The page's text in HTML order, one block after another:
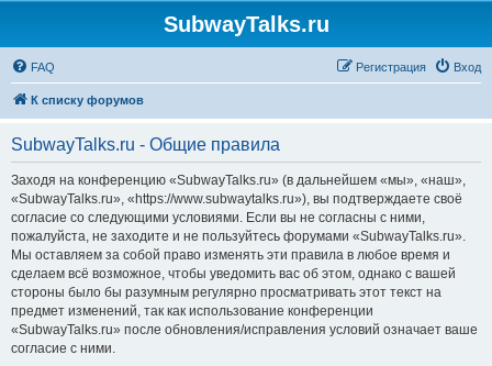
SubwayTalks.ru
FAQ Вход
Регистрация
К списку форумов
SubwayTalks.ru - Общие правила
Заходя на конференцию «SubwayTalks.ru» (в дальнейшем «мы», «наш»,
«SubwayTalks.ru», «https://www.subwaytalks.ru»), вы подтверждаете своё
согласие со следующими условиями. Если вы не согласны с ними,
пожалуйста, не заходите и не пользуйтесь форумами «SubwayTalks.ru».
Мы оставляем за собой право изменять эти правила в любое время и
сделаем всё возможное, чтобы уведомить вас об этом, однако с вашей
стороны было бы разумным регулярно просматривать этот текст на
предмет изменений, так как использование конференции
«SubwayTalks.ru» после обновления/исправления условий означает ваше
согласие с ними.